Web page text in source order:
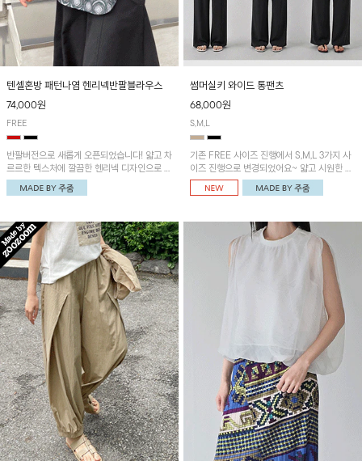
텐셀혼방 패턴나염 헨리넥반팔블라우스
74,000원
FREE
반팔버전으로 새롭게 오픈되었습니다! 얇고 차
르르한 텍스처에 깔끔한 헨리넥 디자인으로 제
작된 블라우스예요~볼륨감있는 소매 셔링과
세련된 나염패턴으로 유니크한 매력 UP!
썸머실키 와이드 통팬츠
68,000원
S,M,L
기존 FREE 사이즈 진행에서 S,M,L 3가지 사
이즈 진행으로 변경되었어요~ 얇고 시원한 원
단으로 제작된 와이드팬츠! 베이직한 디자인으
로 코디 활용도가 높은 아이템이에요~